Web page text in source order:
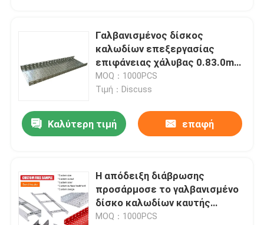
Γαλβανισμένος δίσκος
καλωδίων επεξεργασίας
επιφάνειας χάλυβας 0.83.0mm
προστασία διάβρωσης
MOQ：1000PCS
Τιμή：Discuss
Καλύτερη τιμή επαφή
Η απόδειξη διάβρωσης
προσάρμοσε το γαλβανισμένο
δίσκο καλωδίων καυτής
εμβύθισης 50mm900mm
MOQ：1000PCS